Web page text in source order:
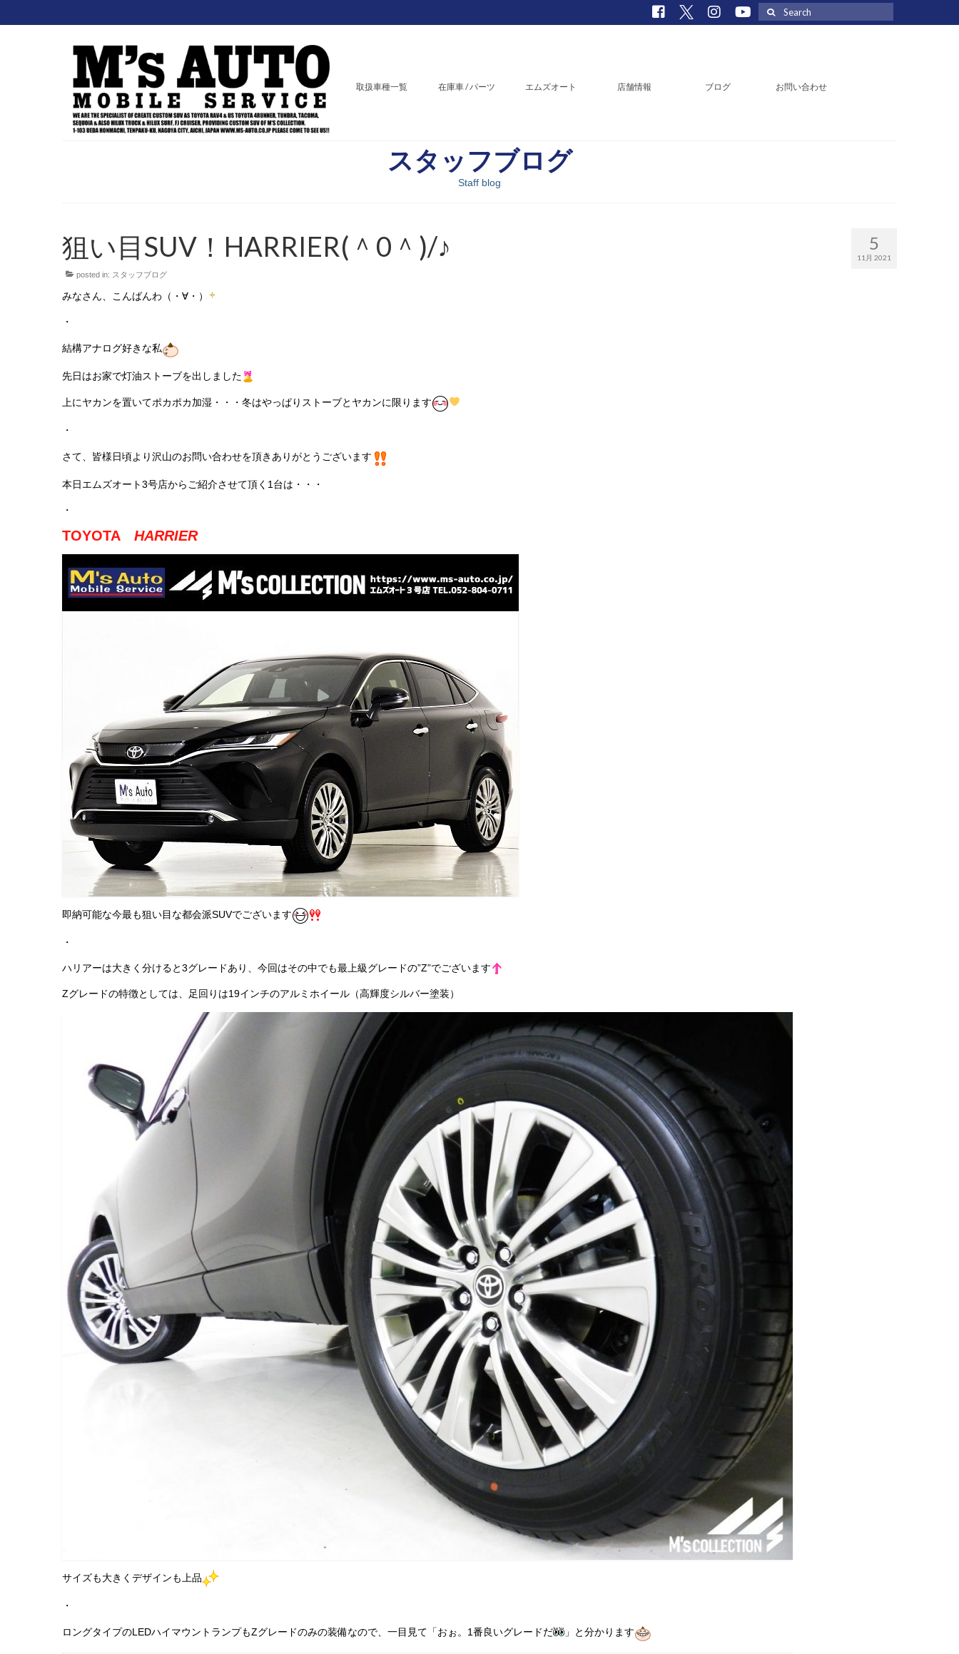
Search
for:
取扱車種一覧 在庫車 / パーツ エムズオート 店舗情報 ブログ お問い合わせ
スタッフブログ
Staff blog
5
11月 2021
狙い目SUV！HARRIER(＾0＾)/♪
posted in: スタッフブログ
みなさん、こんばんわ（・∀・）
・
結構アナログ好きな私
先日はお家で灯油ストーブを出しました
上にヤカンを置いてポカポカ加湿・・・冬はやっぱりストーブとヤカンに限ります
・
さて、皆様日頃より沢山のお問い合わせを頂きありがとうございます
本日エムズオート3号店からご紹介させて頂く1台は・・・
・
TOYOTA HARRIER
即納可能な今最も狙い目な都会派SUVでございます
・
ハリアーは大きく分けると3グレードあり、今回はその中でも最上級グレードの”Z”でございます
Zグレードの特徴としては、足回りは19インチのアルミホイール（高輝度シルバー塗装）
サイズも大きくデザインも上品
・
ロングタイプのLEDハイマウントランプもZグレードのみの装備なので、一目見て「おぉ。1番良いグレードだ 」と分かります